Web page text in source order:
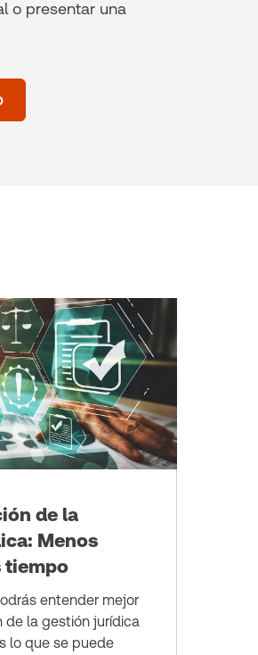
o presentar una
de la
Menos
tiempo
entender mejor
de la gestión jurídica
lo que se puede